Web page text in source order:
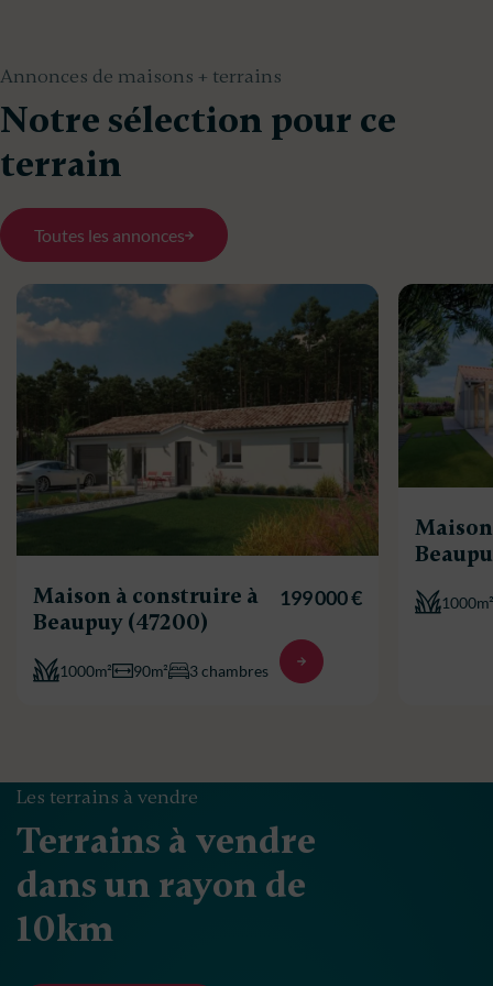
Annonces de maisons + terrains
Notre sélection pour ce
terrain
Toutes les annonces
Maison à construire à
Beaupuy (47200)
1000m² 90m² 3 chambres
199 000 € 1000m²
Les terrains à vendre
Terrains à vendre
dans un rayon de
10km